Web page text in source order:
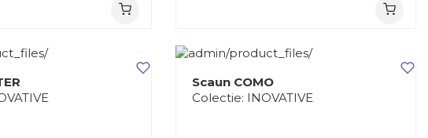
Scaun COMO
Colectie: INOVATIVE